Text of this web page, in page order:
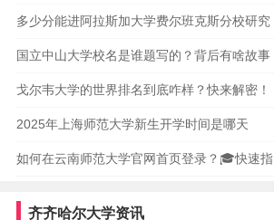
多少分能进阿拉斯加大学费尔班克斯分校研究
国立中山大学校名是谁题写的？背后有啥故事
戈尔韦大学的世界排名到底咋样？快来解密！
2025年上海师范大学新生开学时间是哪天
如何在云南师范大学官网首页登录？🎓快速指
齐齐哈尔大学资讯